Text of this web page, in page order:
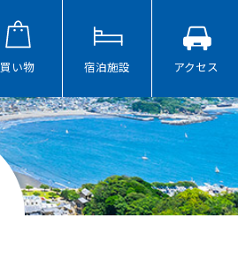
買い物 宿泊施設 アクセス